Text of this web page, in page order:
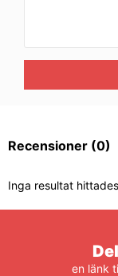
Recensioner (0)
Inga resultat
en länk